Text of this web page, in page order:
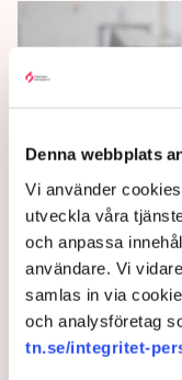
Denna webbplats
Vi använder
utveckla våra
och anpassa
användare. Vi
samlas in via
och analysföretag
tn.se/integritet-
Från
blev